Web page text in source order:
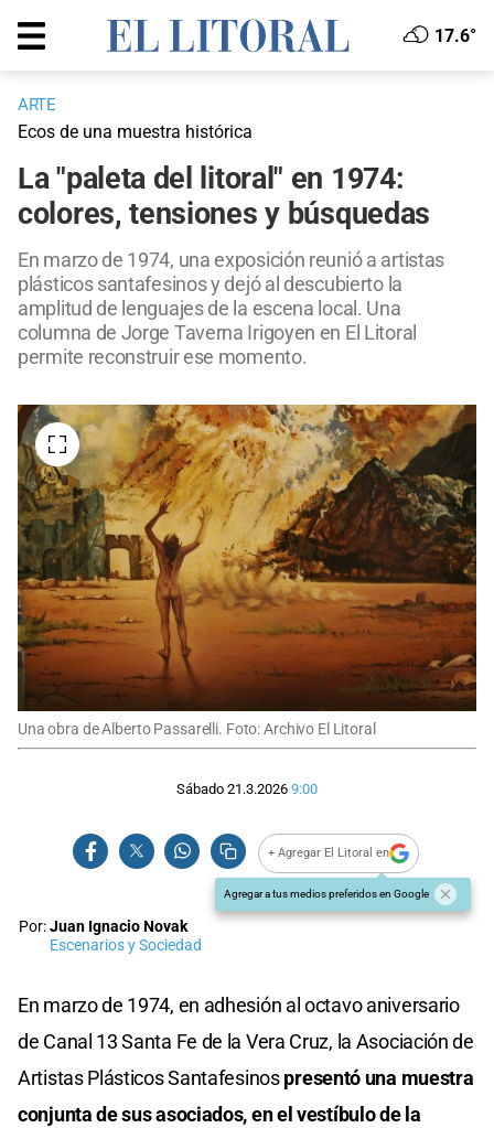
17.6°
ARTE
Ecos de una muestra histórica
La "paleta del litoral" en 1974:
colores, tensiones y búsquedas
En marzo de 1974, una exposición reunió a artistas
plásticos santafesinos y dejó al descubierto la
amplitud de lenguajes de la escena local. Una
columna de Jorge Taverna Irigoyen en El Litoral
permite reconstruir ese momento.
Una obra de Alberto Passarelli. Foto: Archivo El Litoral
Sábado 21.3.2026 9:00
+ Agregar El Litoral en
Agregar a tus medios preferidos en Google
Por:Juan Ignacio Novak
Escenarios y Sociedad
En marzo de 1974, en adhesión al octavo aniversario
de Canal 13 Santa Fe de la Vera Cruz, la Asociación de
Artistas Plásticos Santafesinospresentó una muestra
conjunta de sus asociados, en el vestíbulo de la